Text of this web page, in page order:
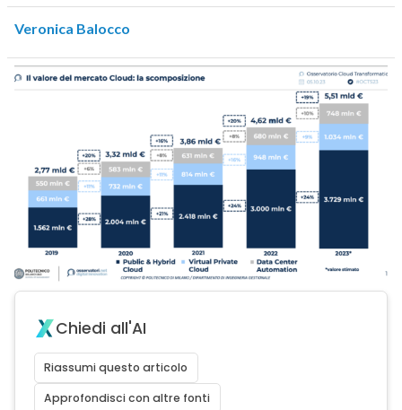
Veronica Balocco
Chiedi all'AI
Riassumi questo articolo
Approfondisci con altre fonti